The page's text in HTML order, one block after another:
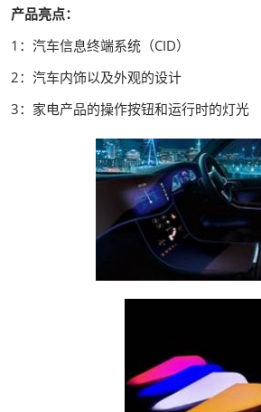
产品亮点：
1：汽车信息终端系统（CID）
2：汽车内饰以及外观的设计
3：家电产品的操作按钮和运行时的灯光